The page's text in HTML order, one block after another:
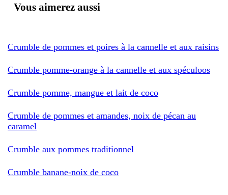
Vous aimerez aussi
Crumble de pommes et poires à la cannelle et aux raisins
Crumble pomme-orange à la cannelle et aux spéculoos
Crumble pomme, mangue et lait de coco
Crumble de pommes et amandes, noix de pécan au
caramel
Crumble aux pommes traditionnel
Crumble banane-noix de coco